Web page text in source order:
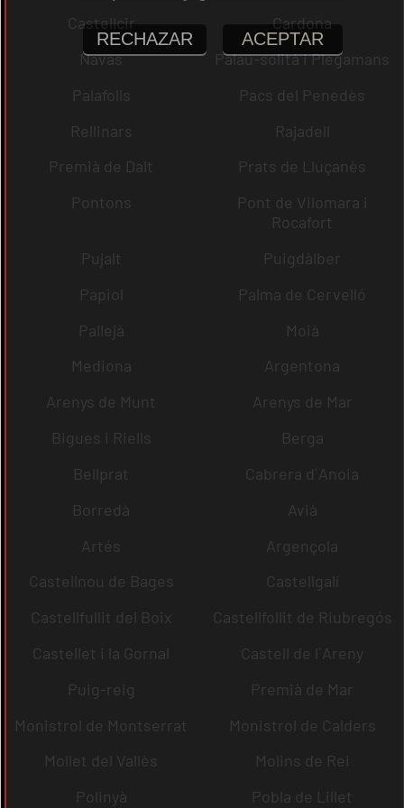
Castellcir
Cardona
Navas
Palau-solità i Plegamans
Palafolls
Pacs del Penedès
Rellinars
Rajadell
Premià de Dalt
Prats de Lluçanès
Pontons
Pont de Vilomara i
Rocafort
Pujalt
Puigdàlber
Papiol
Palma de Cervelló
Pallejà
Moià
Mediona
Argentona
Arenys de Munt
Arenys de Mar
Bigues i Riells
Berga
Bellprat
Cabrera d´Anoia
Borredà
Avià
Artés
Argençola
Castellnou de Bages
Castellgalí
Castellfullit del Boix
Castellfollit de Riubregós
Castellet i la Gornal
Castell de l´Areny
Puig-reig
Premià de Mar
Monistrol de Montserrat
Monistrol de Calders
Mollet del Vallès
Molins de Rei
Polinyà
Pobla de Lillet
RECHAZAR ACEPTAR